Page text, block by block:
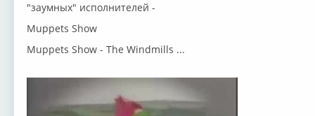
"заумных" исполнителей -
Muppets Show
Muppets Show - The Windmills ...